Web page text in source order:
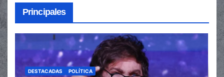
Principales
DESTACADAS POLÍTICA